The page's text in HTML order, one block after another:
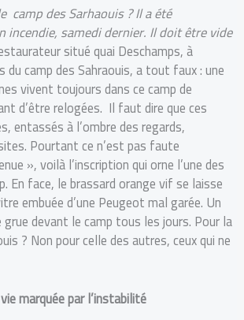
camp des Sarhaouis ? Il a été
incendie, samedi dernier. Il doit être vide
situé quai Deschamps, à
du camp des Sahraouis, a tout faux : une
vivent toujours dans ce camp de
d’être relogées. Il faut dire que ces
entassés à l’ombre des regards,
Pourtant ce n’est pas faute
», voilà l’inscription qui orne l’une des
En face, le brassard orange vif se laisse
embuée d’une Peugeot mal garée. Un
devant le camp tous les jours. Pour la
? Non pour celle des autres, ceux qui ne
marquée par l’instabilité